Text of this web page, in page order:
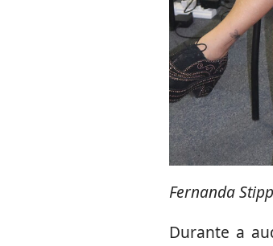
Fernanda
Durante a